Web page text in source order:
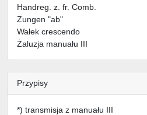
Handreg. z. fr. Comb.
Zungen "ab"
Wałek crescendo
Żaluzja manuału III
Przypisy
*) transmisja z manuału III